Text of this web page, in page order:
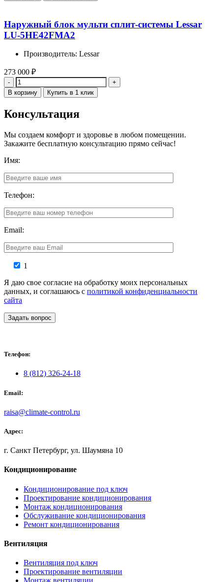
Наружный блок мульти сплит-системы Lessar
LU-5HE42FMA2
Производитель: Lessar
273 000 ₽
Количество
В корзину Купить в 1 клик
Консультация
Мы создаем комфорт и здоровье в любом помещении.
Закажите бесплатную консультацию прямо сейчас!
Имя:
Телефон:
Email:
1
Я даю свое согласие на обработку моих персональных
данных, и соглашаюсь с политикой конфиденциальности
сайта
Задать вопрос
Телефон:
8 (812) 326-24-18
Email:
raisa@climate-control.ru
Адрес:
г. Санкт Петербург, ул. Шаумяна 10
Кондиционирование
Кондиционирование под ключ
Проектирование кондиционирования
Монтаж кондиционирования
Обслуживание кондиционирования
Ремонт кондиционирования
Вентиляция
Вентиляция под ключ
Проектирование вентиляции